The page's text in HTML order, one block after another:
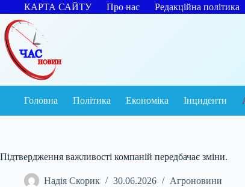
Перейти
до
вмісту
КАРТА САЙТУ Про нас Редакційна політика
Головна Політика Економіка Інциденти
Підтвердження важливості компаній передбачає зміни.
Надія Скорик 30.06.2026 Агроновини